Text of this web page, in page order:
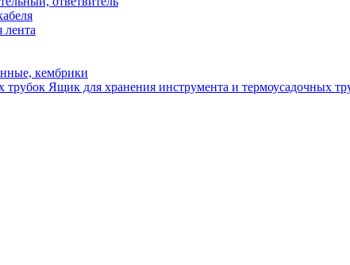
лента
кембрики
Ящик для хранения инструмента и термоусадочных